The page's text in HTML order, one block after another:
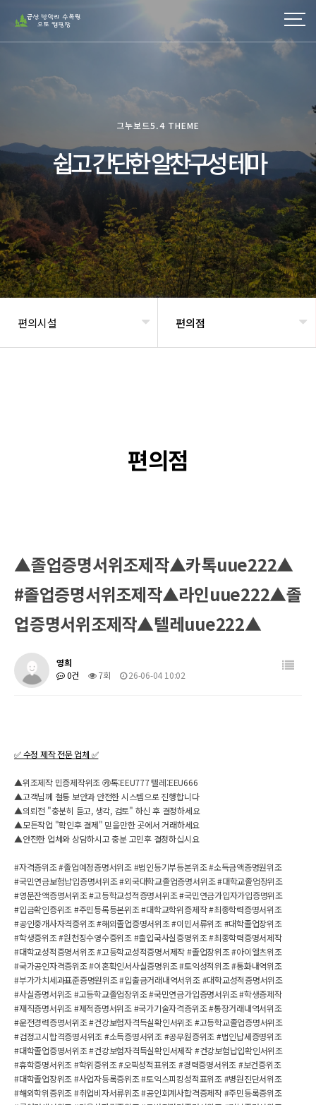
그누보드5.4 THEME
쉽고 간단한 알찬구성 테마
헤더설정
편의시설 편의점
편의점
▲졸업증명서위조제작▲카톡uue222▲
#졸업증명서위조제작▲라인uue222▲졸
업증명서위조제작▲텔레uue222▲
영희
0건
7회 26-06-04 10:02
✅ 수정 제작 전문 업체 ✅
▲위조제작 민증제작위조 ㉸톡:EEU777 텔레:EEU666
▲고객님께 철통 보안과 안전한 시스템으로 진행합니다
▲의뢰전 "충분히 듣고, 생각, 검토" 하신 후 결정하세요
▲모든작업 "확인후 결제" 믿을만한 곳에서 거래하세요
▲안전한 업체와 상담하시고 충분 고민후 결정하십시요
#자격증위조 #졸업예정증명서위조 #법인등기부등본위조 #소득금액증명원위조
#국민연금보험납입증명서위조 #외국대학교졸업증명서위조 #대학교졸업장위조
#영문잔액증명서위조 #고등학교성적증명서위조 #국민연금가입자가입증명위조
#입금확인증위조 #주민등록등본위조 #대학교학위증제작 #최종학력증명서위조
#공인중개사자격증위조 #해외졸업증명서위조 #이민서류위조 #대학졸업장위조
#학생증위조 #원천징수영수증위조 #출입국사실증명위조 #최종학력증명서제작
#대학교성적증명서위조 #고등학교성적증명서제작 #졸업장위조 #아이엘츠위조
#국가공인자격증위조 #이혼확인서사실증명위조 #토익성적위조 #통화내역위조
#부가가치세과표준증명원위조 #입출금거래내역서위조 #대학교성적증명서위조
#사실증명서위조 #고등학교졸업장위조 #국민연금가입증명서위조 #학생증제작
#재직증명서위조 #제적증명서위조 #국가기술자격증위조 #통장거래내역서위조
#운전경력증명서위조 #건강보험자격득실확인서위조 #고등학교졸업증명서위조
#검정고시합격증명서위조 #소득증명서위조 #공무원증위조 #법인납세증명위조
#대학졸업증명서위조 #건강보험자격득실확인서제작 #건강보험납입확인서위조
#휴학증명서위조 #학위증위조 #오픽성적표위조 #경력증명서위조 #보건증위조
#대학졸업장위조 #사업자등록증위조 #토익스피킹성적표위조 #병원진단서위조
#해외학위증위조 #취업비자서류위조 #공인회계사합격증제작 #주민등록증위조